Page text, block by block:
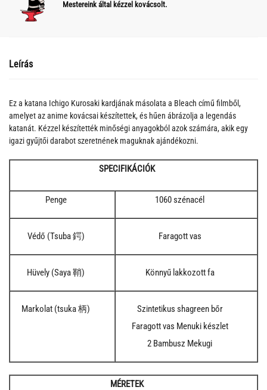
Mestereink által kézzel kovácsolt.
Leírás
Ez a katana Ichigo Kurosaki kardjának másolata a Bleach című filmből,
amelyet az anime kovácsai készítettek, és hűen ábrázolja a legendás
katanát. Kézzel készítették minőségi anyagokból azok számára, akik egy
igazi gyűjtői darabot szeretnének maguknak ajándékozni.
SPECIFIKÁCIÓK
Penge 1060 szénacél
Védő (Tsuba 鍔) Faragott vas
Hüvely (Saya 鞘) Könnyű lakkozott fa
Markolat (tsuka 柄)
Szintetikus shagreen bőr
Faragott vas Menuki készlet
2 Bambusz Mekugi
MÉRETEK